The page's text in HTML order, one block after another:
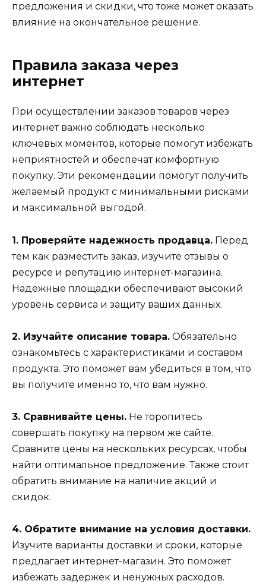
предложения и скидки, что тоже может оказать
влияние на окончательное решение.
Правила заказа через
интернет
При осуществлении заказов товаров через
интернет важно соблюдать несколько
ключевых моментов, которые помогут избежать
неприятностей и обеспечат комфортную
покупку. Эти рекомендации помогут получить
желаемый продукт с минимальными рисками
и максимальной выгодой.
1. Проверяйте надежность продавца. Перед
тем как разместить заказ, изучите отзывы о
ресурсе и репутацию интернет-магазина.
Надежные площадки обеспечивают высокий
уровень сервиса и защиту ваших данных.
2. Изучайте описание товара. Обязательно
ознакомьтесь с характеристиками и составом
продукта. Это поможет вам убедиться в том, что
вы получите именно то, что вам нужно.
3. Сравнивайте цены. Не торопитесь
совершать покупку на первом же сайте.
Сравните цены на нескольких ресурсах, чтобы
найти оптимальное предложение. Также стоит
обратить внимание на наличие акций и
скидок.
4. Обратите внимание на условия доставки.
Изучите варианты доставки и сроки, которые
предлагает интернет-магазин. Это поможет
избежать задержек и ненужных расходов.